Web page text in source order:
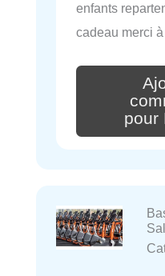
enfants
cadeau merci
pour